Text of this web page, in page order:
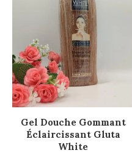
AJOUTER AU PANIER
Gel Douche Gommant
Éclaircissant Gluta
White